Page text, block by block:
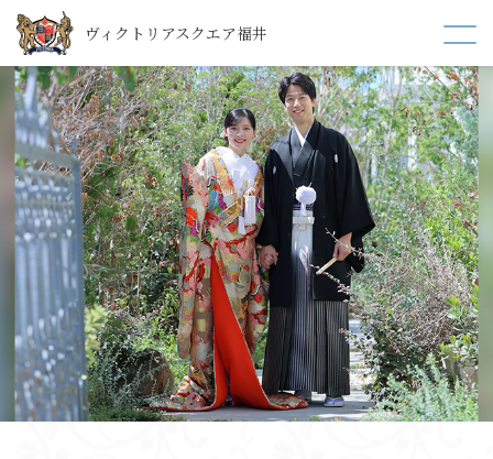
ヴィクトリアスクエア福井